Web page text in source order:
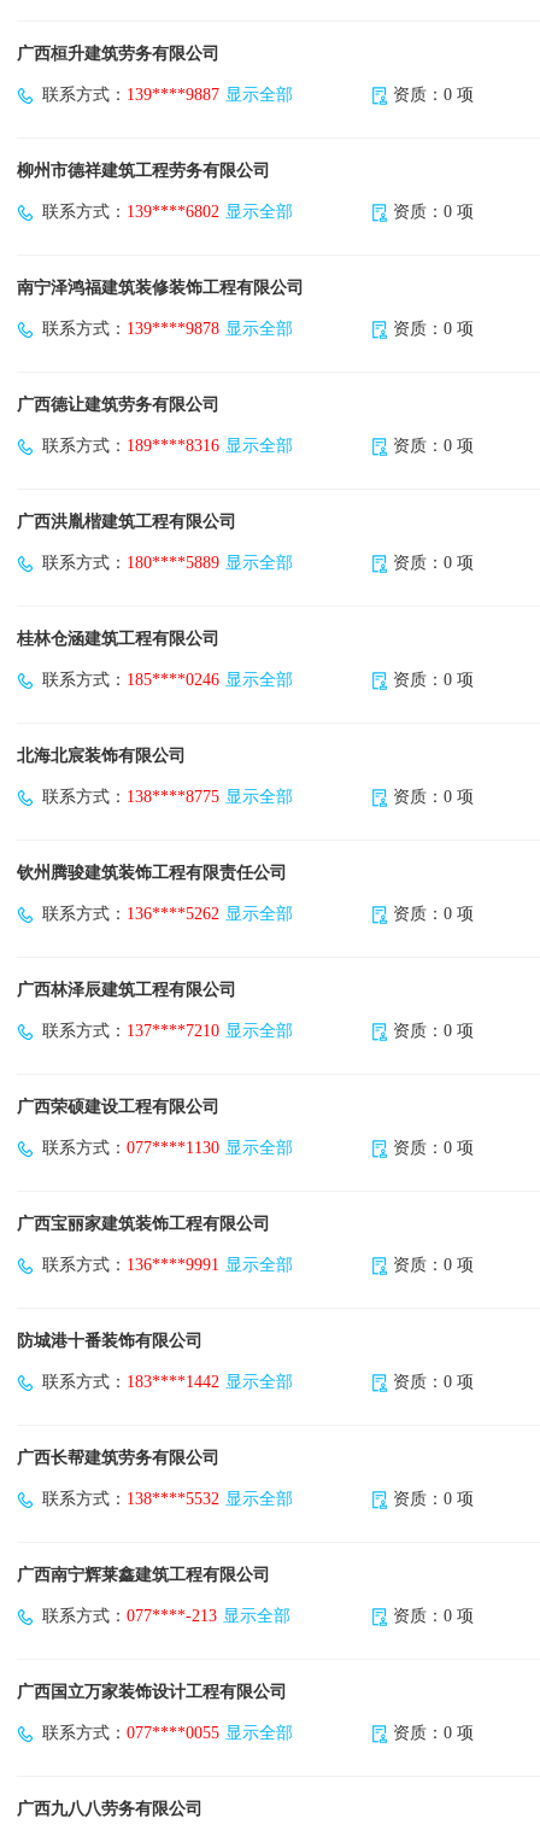
广西桓升建筑劳务有限公司
联系方式： 139****9887 显示全部 资质：0 项
柳州市德祥建筑工程劳务有限公司
联系方式： 139****6802 显示全部 资质：0 项
南宁泽鸿福建筑装修装饰工程有限公司
联系方式： 139****9878 显示全部 资质：0 项
广西德让建筑劳务有限公司
联系方式： 189****8316 显示全部 资质：0 项
广西洪胤楷建筑工程有限公司
联系方式： 180****5889 显示全部 资质：0 项
桂林仓涵建筑工程有限公司
联系方式： 185****0246 显示全部 资质：0 项
北海北宸装饰有限公司
联系方式： 138****8775 显示全部 资质：0 项
钦州腾骏建筑装饰工程有限责任公司
联系方式： 136****5262 显示全部 资质：0 项
广西林泽辰建筑工程有限公司
联系方式： 137****7210 显示全部 资质：0 项
广西荣硕建设工程有限公司
联系方式： 077****1130 显示全部 资质：0 项
广西宝丽家建筑装饰工程有限公司
联系方式： 136****9991 显示全部 资质：0 项
防城港十番装饰有限公司
联系方式： 183****1442 显示全部 资质：0 项
广西长帮建筑劳务有限公司
联系方式： 138****5532 显示全部 资质：0 项
广西南宁辉莱鑫建筑工程有限公司
联系方式： 077****-213 显示全部 资质：0 项
广西国立万家装饰设计工程有限公司
联系方式： 077****0055 显示全部 资质：0 项
广西九八八劳务有限公司